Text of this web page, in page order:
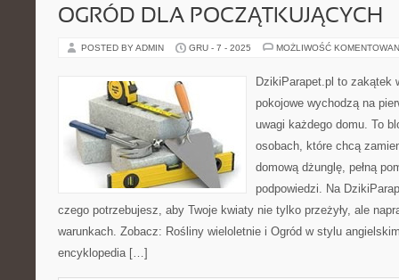
OGRÓD DLA POCZĄTKUJĄCYCH
POSTED BY ADMIN GRU - 7 - 2025 MOŻLIWOŚĆ
DzikiParapet.pl to zakątek
pokojowe wychodzą na
uwagi każdego domu. To
osobach, które chcą
domową dżunglę, pełną
podpowiedzi. Na
czego potrzebujesz, aby Twoje kwiaty nie tylko przeżyły, ale
warunkach. Zobacz: Rośliny wieloletnie i Ogród w stylu
encyklopedia […]